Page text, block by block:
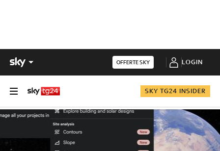
OFFERTE SKY LOGIN
SKY TG24 INSIDER